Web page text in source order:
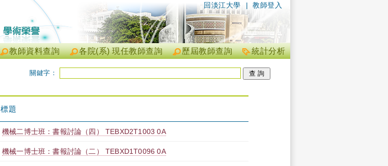
| 教師登入
回淡江大學
統計分析
歷屆教師查詢
各院(系) 現任教師查詢
教師資料查詢
關鍵字：
標題
機械二博士班：書報討論（四） TEBXD2T1003 0A
機械一博士班：書報討論（二） TEBXD1T0096 0A